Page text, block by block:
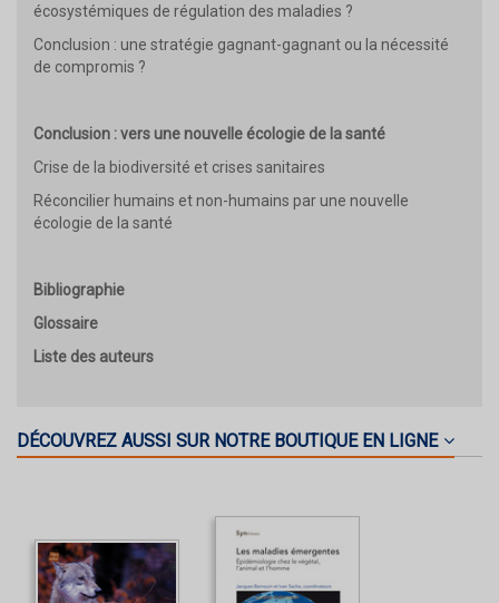
écosystémiques de régulation des maladies ?
Conclusion : une stratégie gagnant-gagnant ou la nécessité
de compromis ?
Conclusion : vers une nouvelle écologie de la santé
Crise de la biodiversité et crises sanitaires
Réconcilier humains et non-humains par une nouvelle
écologie de la santé
Bibliographie
Glossaire
Liste des auteurs
DÉCOUVREZ AUSSI SUR NOTRE BOUTIQUE EN LIGNE